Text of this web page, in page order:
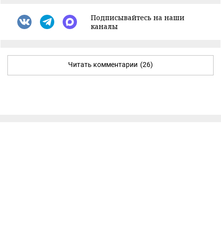
Подписывайтесь на наши
каналы
Читать комментарии (26)